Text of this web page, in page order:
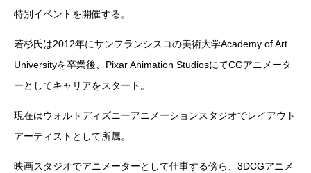
特別イベントを開催する。
若杉氏は2012年にサンフランシスコの美術大学Academy of Art
Universityを卒業後、Pixar Animation StudiosにてCGアニメータ
ーとしてキャリアをスタート。
現在はウォルトディズニーアニメーションスタジオでレイアウト
アーティストとして所属。
映画スタジオでアニメーターとして仕事する傍ら、3DCGアニメ